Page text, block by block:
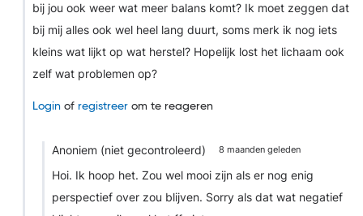
bij jou ook weer wat meer balans komt? Ik moet zeggen dat
bij mij alles ook wel heel lang duurt, soms merk ik nog iets
kleins wat lijkt op wat herstel? Hopelijk lost het lichaam ook
zelf wat problemen op?
Login of registreer om te reageren
Anoniem (niet gecontroleerd) 8 maanden geleden
Hoi. Ik hoop het. Zou wel mooi zijn als er nog enig
perspectief over zou blijven. Sorry als dat wat negatief